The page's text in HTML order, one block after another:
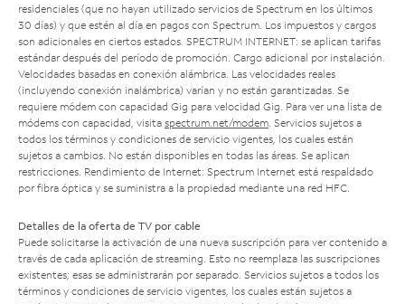
residenciales (que no hayan utilizado servicios de Spectrum en los últimos
30 días) y que estén al día en pagos con Spectrum. Los impuestos y cargos
son adicionales en ciertos estados. SPECTRUM INTERNET: se aplican tarifas
estándar después del período de promoción. Cargo adicional por instalación.
Velocidades basadas en conexión alámbrica. Las velocidades reales
(incluyendo conexión inalámbrica) varían y no están garantizadas. Se
requiere módem con capacidad Gig para velocidad Gig. Para ver una lista de
módems con capacidad, visita spectrum.net/modem . Servicios sujetos a
todos los términos y condiciones de servicio vigentes, los cuales están
sujetos a cambios. No están disponibles en todas las áreas. Se aplican
restricciones. Rendimiento de Internet: Spectrum Internet está respaldado
por fibra óptica y se suministra a la propiedad mediante una red HFC.
Detalles de la oferta de TV por cable
Puede solicitarse la activación de una nueva suscripción para ver contenido a
través de cada aplicación de streaming. Esto no reemplaza las suscripciones
existentes; esas se administrarán por separado. Servicios sujetos a todos los
términos y condiciones de servicio vigentes, los cuales están sujetos a